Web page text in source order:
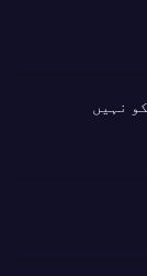
نہیں